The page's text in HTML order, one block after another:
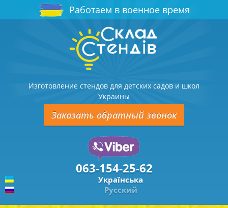
Работаем в военное время
Изготовление стендов для детских садов и школ
Украины
Заказать обратный звонок
063-154-25-62
Українська
Русский